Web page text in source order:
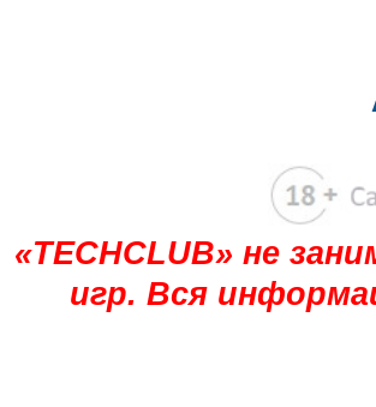
«TECHCLUB» не
игр. Вся